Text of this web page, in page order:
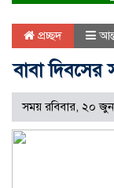
প্রচ্ছদ
বাবা দিবসের
সময় রবিবার, ২০